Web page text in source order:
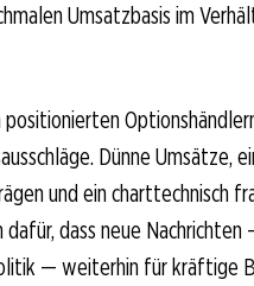
Umsatzbasis im
Dünne Umsätze,
und ein charttechnisch
dass neue Nachrichten
— weiterhin für kräftige